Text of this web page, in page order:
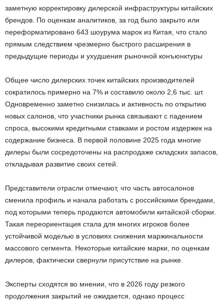
заметную корректировку дилерской инфраструктуры китайских
брендов. По оценкам аналитиков, за год было закрыто или
переформатировано 643 шоурума марок из Китая, что стало
прямым следствием чрезмерно быстрого расширения в
предыдущие периоды и ухудшения рыночной конъюнктуры
Общее число дилерских точек китайских производителей
сократилось примерно на 7% и составило около 2,6 тыс. шт.
Одновременно заметно снизилась и активность по открытию
новых салонов, что участники рынка связывают с падением
спроса, высокими кредитными ставками и ростом издержек на
содержание бизнеса. В первой половине 2025 года многие
дилеры были сосредоточены на распродаже складских запасов,
откладывая развитие своих сетей.
Представители отрасли отмечают, что часть автосалонов
сменила профиль и начала работать с российскими брендами,
под которыми теперь продаются автомобили китайской сборки.
Такая переориентация стала для многих игроков более
устойчивой моделью в условиях снижения маржинальности
массового сегмента. Некоторые китайские марки, по оценкам
дилеров, фактически свернули присутствие на рынке.
Эксперты сходятся во мнении, что в 2026 году резкого
продолжения закрытий не ожидается, однако процесс